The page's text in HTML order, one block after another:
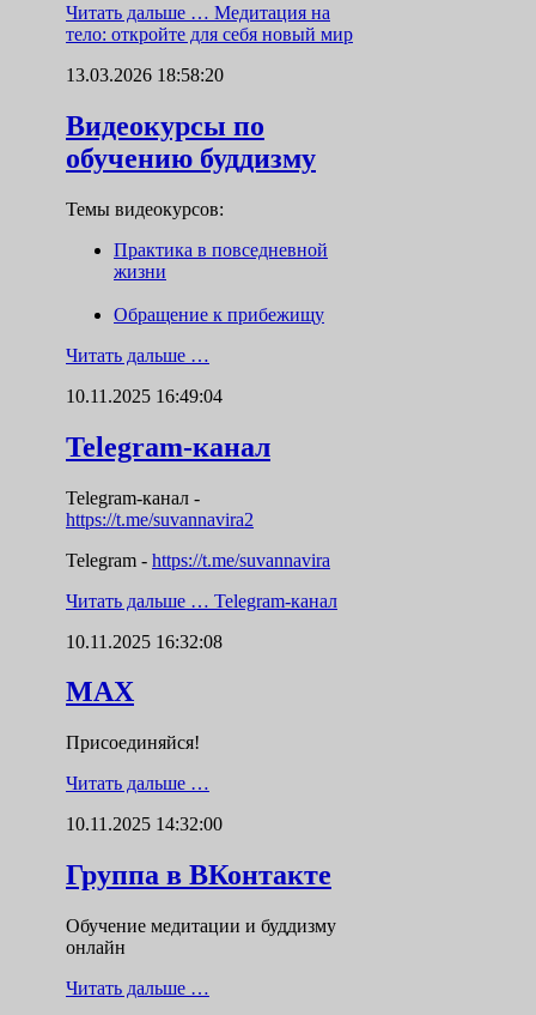
Читать дальше … Медитация на
тело: откройте для себя новый мир
13.03.2026 18:58:20
Видеокурсы по
обучению буддизму
Темы видеокурсов:
Практика в повседневной
жизни
Обращение к прибежищу
Читать дальше …
10.11.2025 16:49:04
Telegram-канал
Telegram-канал -
https://t.me/suvannavira2
Telegram - https://t.me/suvannavira
Читать дальше … Telegram-канал
10.11.2025 16:32:08
MAX
Присоединяйся!
Читать дальше …
10.11.2025 14:32:00
Группа в ВКонтакте
Обучение медитации и буддизму
онлайн
Читать дальше …